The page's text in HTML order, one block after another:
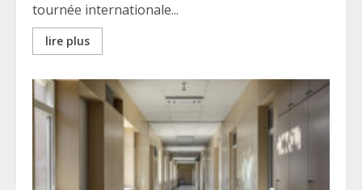
tournée internationale...
lire plus